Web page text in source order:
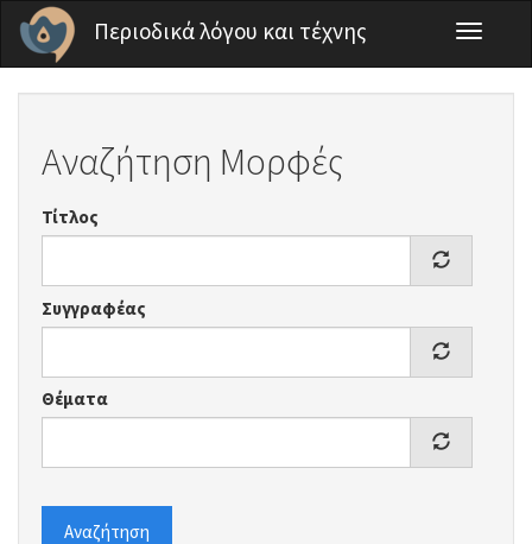
Παράκαμψη προς το κυρίως περιεχόμενο
Περιοδικά λόγου και τέχνης
Toggle
Αναζήτηση Μορφές
Τίτλος
Συγγραφέας
Θέματα
Αναζήτηση